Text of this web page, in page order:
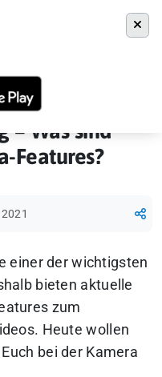
– Was sind Eure liebsten
– Was sind
Features?
einer der wichtigsten
bieten aktuelle
zum
Heute wollen
bei der Kamera